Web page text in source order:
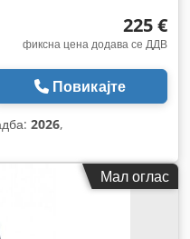
225 €
фиксна цена додава се ДДВ
Повикајте
2026,
Мал оглас